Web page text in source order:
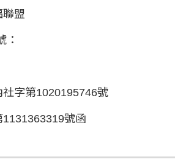
盟
：
字第1020195746號
號函